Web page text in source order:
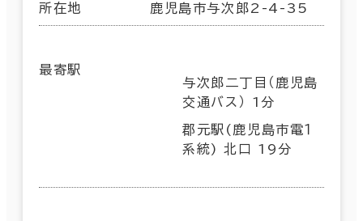
所在地 鹿児島市与次郎2-4-35
最寄駅
与次郎二丁目（鹿児島
交通バス） 1分
郡元駅(鹿児島市電１
系統) 北口 19分